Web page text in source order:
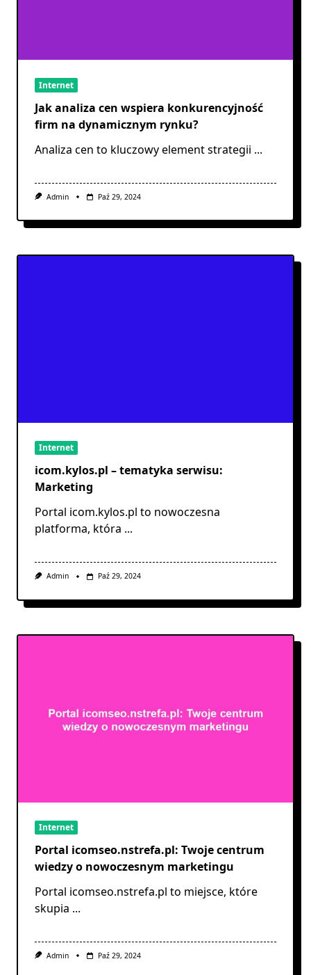
Internet
Jak analiza cen wspiera konkurencyjność
firm na dynamicznym rynku?
Analiza cen to kluczowy element strategii ...
Admin Paź 29, 2024
Internet
icom.kylos.pl – tematyka serwisu:
Marketing
Portal icom.kylos.pl to nowoczesna
platforma, która ...
Admin Paź 29, 2024
Internet
Portal icomseo.nstrefa.pl: Twoje centrum
wiedzy o nowoczesnym marketingu
Portal icomseo.nstrefa.pl to miejsce, które
skupia ...
Admin Paź 29, 2024